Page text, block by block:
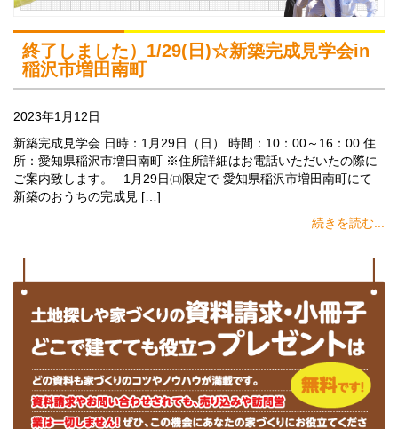
終了しました）1/29(日)☆新築完成見学会in
稲沢市増田南町
2023年1月12日
新築完成見学会 日時：1月29日（日） 時間：10：00～16：00 住
所：愛知県稲沢市増田南町 ※住所詳細はお電話いただいたの際に
ご案内致します。 1月29日㈰限定で 愛知県稲沢市増田南町にて
新築のおうちの完成見 […]
続きを読む...